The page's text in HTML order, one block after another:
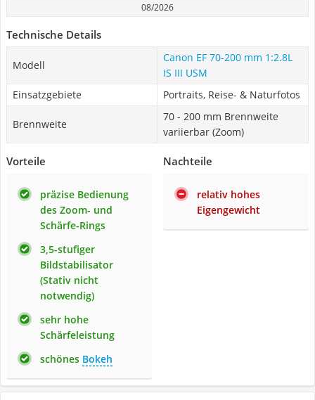
08/2026
Technische Details
Modell
Canon EF 70-200 mm 1:2.8L
IS III USM
Einsatzgebiete
Portraits, Reise- & Naturfotos
Brennweite
70 - 200 mm Brennweite
variierbar (Zoom)
Vorteile
präzise Bedienung
des Zoom- und
Schärfe-Rings
3,5-stufiger
Bildstabilisator
(Stativ nicht
notwendig)
sehr hohe
Schärfeleistung
schönes Bokeh
Nachteile
relativ hohes
Eigengewicht